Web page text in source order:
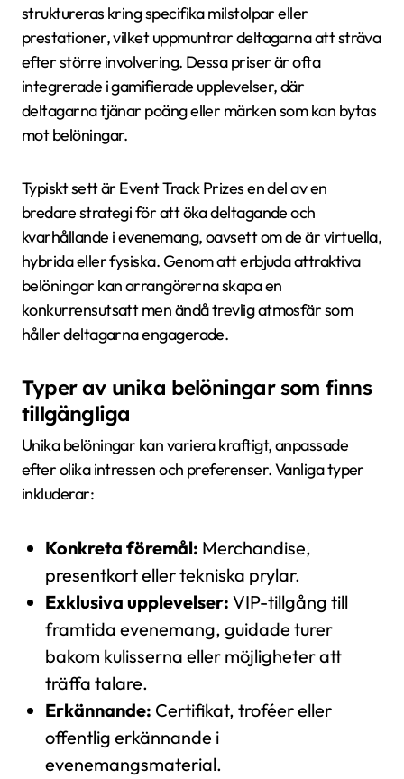
struktureras kring specifika milstolpar eller
prestationer, vilket uppmuntrar deltagarna att sträva
efter större involvering. Dessa priser är ofta
integrerade i gamifierade upplevelser, där
deltagarna tjänar poäng eller märken som kan bytas
mot belöningar.
Typiskt sett är Event Track Prizes en del av en
bredare strategi för att öka deltagande och
kvarhållande i evenemang, oavsett om de är virtuella,
hybrida eller fysiska. Genom att erbjuda attraktiva
belöningar kan arrangörerna skapa en
konkurrensutsatt men ändå trevlig atmosfär som
håller deltagarna engagerade.
Typer av unika belöningar som finns
tillgängliga
Unika belöningar kan variera kraftigt, anpassade
efter olika intressen och preferenser. Vanliga typer
inkluderar:
Konkreta föremål: Merchandise,
presentkort eller tekniska prylar.
Exklusiva upplevelser: VIP-tillgång till
framtida evenemang, guidade turer
bakom kulisserna eller möjligheter att
träffa talare.
Erkännande: Certifikat, troféer eller
offentlig erkännande i
evenemangsmaterial.